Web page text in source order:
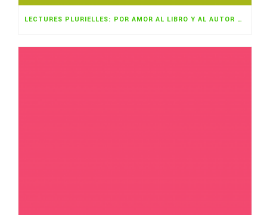
LECTURES PLURIELLES: POR AMOR AL LIBRO Y AL AUTOR NOVEL